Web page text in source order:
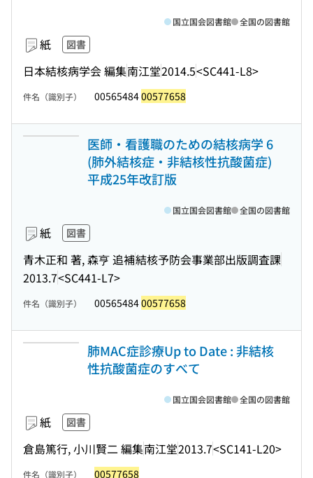
紙 図書
日本結核病学会 編集南江堂2014.5<SC441-L8>
国立国会図書館 全国の図書館
件名（識別子） 0056548400577658
医師・看護職のための結核病学 6
(肺外結核症・非結核性抗酸菌症)
平成25年改訂版
紙 図書
青木正和 著, 森亨 追補結核予防会事業部出版調査課
2013.7<SC441-L7>
国立国会図書館 全国の図書館
件名（識別子） 0056548400577658
肺MAC症診療Up to Date : 非結核
性抗酸菌症のすべて
紙 図書
倉島篤行, 小川賢二 編集南江堂2013.7<SC141-L20>
国立国会図書館 全国の図書館
件名（識別子） 00577658